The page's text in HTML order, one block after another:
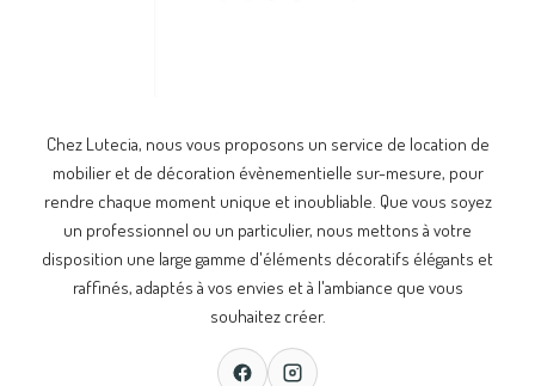
Chez Lutecia, nous vous proposons un service de location de
mobilier et de décoration évènementielle sur-mesure, pour
rendre chaque moment unique et inoubliable. Que vous soyez
un professionnel ou un particulier, nous mettons à votre
disposition une large gamme d'éléments décoratifs élégants et
raffinés, adaptés à vos envies et à l'ambiance que vous
souhaitez créer.